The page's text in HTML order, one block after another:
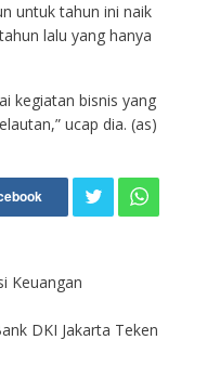
untuk tahun ini naik
lalu yang hanya
kegiatan bisnis yang
ucap dia. (as)
Keuangan
DKI Jakarta Teken